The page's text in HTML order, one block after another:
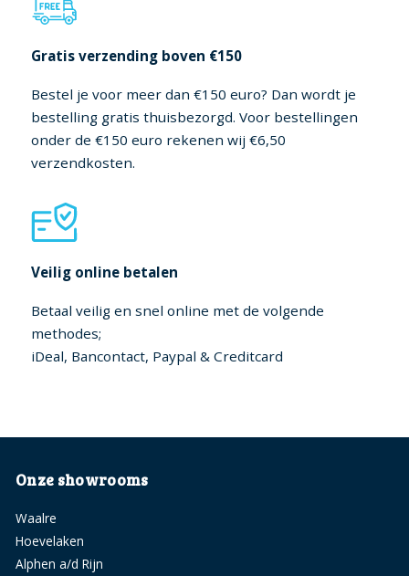
Gratis verzending boven €150
Bestel je voor meer dan €150 euro? Dan wordt je
bestelling gratis thuisbezorgd. Voor bestellingen
onder de €150 euro rekenen wij €6,50
verzendkosten.
Veilig online betalen
Betaal veilig en snel online met de volgende
methodes;
iDeal, Bancontact, Paypal & Creditcard
Onze showrooms
Waalre
Hoevelaken
Alphen a/d Rijn